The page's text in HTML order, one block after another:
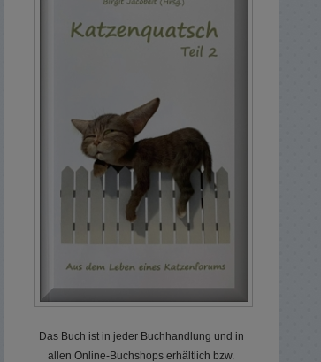
Das Buch ist in jeder Buchhandlung und in
allen Online-Buchshops erhältlich bzw.